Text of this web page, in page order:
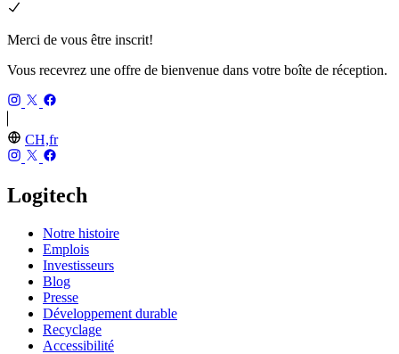
Merci de vous être inscrit!
Vous recevrez une offre de bienvenue dans votre boîte de réception.
CH,fr
Logitech
Notre histoire
Emplois
Investisseurs
Blog
Presse
Développement durable
Recyclage
Accessibilité